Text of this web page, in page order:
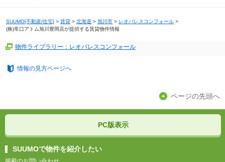
SUUMO[不動産/住宅] > 賃貸 > 北海道 > 旭川市 > レオパレスコンフォール >
(株)常口アトム旭川豊岡店が提供する賃貸物件情報
物件ライブラリー：レオパレスコンフォール
情報の見方ページへ
ページの先頭へ
PC版表示
SUUMOで物件を紹介したい